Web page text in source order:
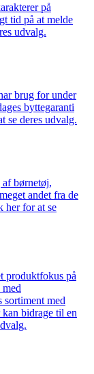
på
tid på at melde
udvalg.
brug for under
byttegaranti
se deres udvalg.
børnetøj,
andet fra de
her for at se
produktfokus på
sortiment med
bidrage til en